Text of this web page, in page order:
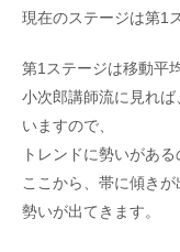
現在のステージは第1
第1ステージは移動平
小次郎講師流に見れ
いますので、
トレンドに勢いがある
ここから、帯に傾き
勢いが出てきます。